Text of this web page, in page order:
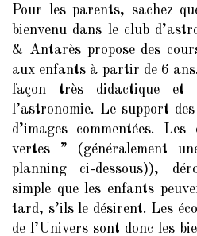
Pour les parents, sachez
bienvenu dans le club
& Antarès propose des
aux enfants à partir de 6
façon très didactique et
l’astronomie. Le support
d’images commentées.
vertes ” (généralement
planning ci-dessous)),
simple que les enfants
tard, s’ils le désirent. Les
de l’Univers sont donc les